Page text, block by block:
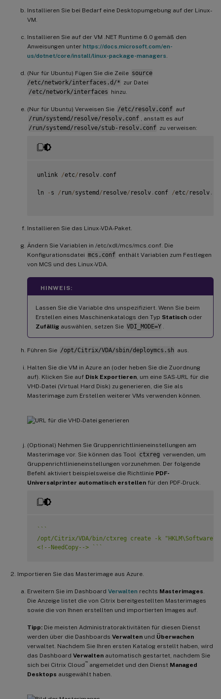
Installieren Sie bei Bedarf eine Desktopumgebung auf der Linux-
VM.
Installieren Sie auf der VM .NET Runtime 6.0 gemäß den
Anweisungen unter https://docs.microsoft.com/en-
us/dotnet/core/install/linux-package-managers
(Nur für Ubuntu) Fügen Sie die Zeile source
/etc/network/interfaces.d/* zur Datei
/etc/network/interfaces hinzu.
(Nur für Ubuntu) Verweisen Sie /etc/resolv.conf auf
/run/systemd/resolve/resolv.conf
, anstatt es auf
/run/systemd/resolve/stub-resolv.conf zu verweisen:
unlink /etc/ resolv . conf
ln - s / run/systemd / resolve/ resolv . conf /etc/ resolv .
Installieren Sie das Linux-VDA-Paket.
Ändern Sie Variablen in /etc/xdl/mcs/mcs.conf. Die
Konfigurationsdatei mcs.conf enthält Variablen zum Festlegen
von MCS und des Linux-VDA.
HINWEIS:
Lassen Sie die Variable dns unspezifiziert. Wenn Sie beim
Erstellen eines Maschinenkatalogs den Typ Statisch oder
Zufällig auswählen, setzen Sie VDI_MODE=Y
Führen Sie /opt/Citrix/VDA/sbin/deploymcs.sh aus.
Halten Sie die VM in Azure an (oder heben Sie die Zuordnung
auf). Klicken Sie auf Disk Exportieren , um eine SAS-URL für die
VHD-Datei (Virtual Hard Disk) zu generieren, die Sie als
Masterimage zum Erstellen weiterer VMs verwenden können.
(Optional) Nehmen Sie Gruppenrichtlinieneinstellungen am
Masterimage vor. Sie können das Tool
ctxreg verwenden, um
Gruppenrichtlinieneinstellungen vorzunehmen. Der folgende
Befehl aktiviert beispielsweise die Richtlinie PDF-
Universalprinter automatisch erstellen für den PDF-Druck.
` ` `
/opt/Citrix/VDA/bin/ctxreg create -k
<!--NeedCopy-->
` ` `
Importieren Sie das Masterimage aus Azure.
Erweitern Sie im Dashboard Verwalten rechts Masterimages
Die Anzeige listet die von Citrix bereitgestellten Masterimages
sowie die von Ihnen erstellten und importierten Images auf.
Tipp: Die meisten Administratoraktivitäten für diesen Dienst
werden über die Dashboards Verwalten und Überwachen
verwaltet. Nachdem Sie Ihren ersten Katalog erstellt haben, wird
das Dashboard Verwalten automatisch gestartet, nachdem Sie
sich bei Citrix Cloud ™ angemeldet und den Dienst Managed
Desktops ausgewählt haben.